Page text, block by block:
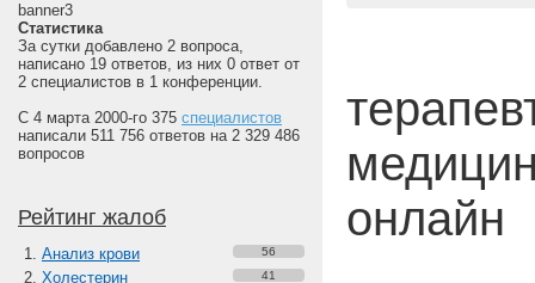
banner3
Статистика
За сутки добавлено 2 вопроса,
написано 19 ответов, из них 0 ответ от
2 специалистов в 1 конференции.
С 4 марта 2000-го 375 специалистов
написали 511 756 ответов на 2 329 486
вопросов
Рейтинг жалоб
Анализ крови 56
Холестерин 41
онлайн